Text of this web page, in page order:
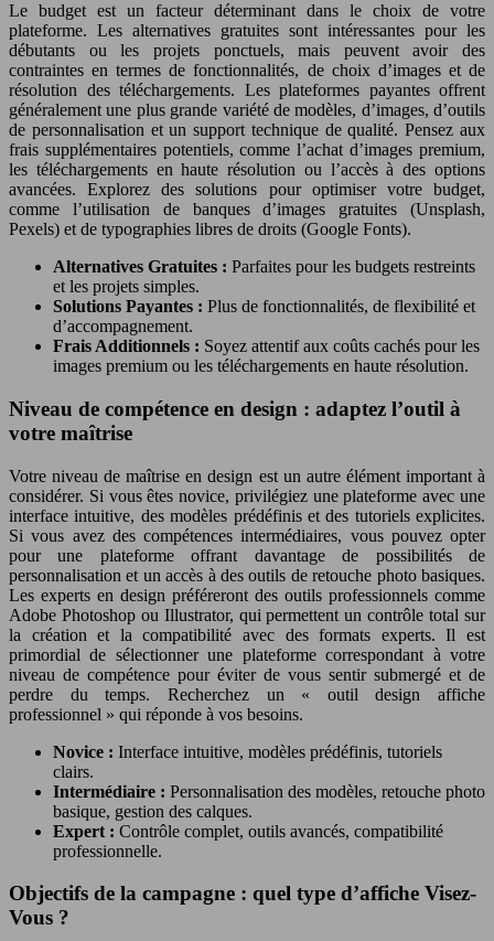
Le budget est un facteur déterminant dans le choix de votre
plateforme. Les alternatives gratuites sont intéressantes pour les
débutants ou les projets ponctuels, mais peuvent avoir des
contraintes en termes de fonctionnalités, de choix d’images et de
résolution des téléchargements. Les plateformes payantes offrent
généralement une plus grande variété de modèles, d’images, d’outils
de personnalisation et un support technique de qualité. Pensez aux
frais supplémentaires potentiels, comme l’achat d’images premium,
les téléchargements en haute résolution ou l’accès à des options
avancées. Explorez des solutions pour optimiser votre budget,
comme l’utilisation de banques d’images gratuites (Unsplash,
Pexels) et de typographies libres de droits (Google Fonts).
Alternatives Gratuites : Parfaites pour les budgets restreints
et les projets simples.
Solutions Payantes : Plus de fonctionnalités, de flexibilité et
d’accompagnement.
Frais Additionnels : Soyez attentif aux coûts cachés pour les
images premium ou les téléchargements en haute résolution.
Niveau de compétence en design : adaptez l’outil à
votre maîtrise
Votre niveau de maîtrise en design est un autre élément important à
considérer. Si vous êtes novice, privilégiez une plateforme avec une
interface intuitive, des modèles prédéfinis et des tutoriels explicites.
Si vous avez des compétences intermédiaires, vous pouvez opter
pour une plateforme offrant davantage de possibilités de
personnalisation et un accès à des outils de retouche photo basiques.
Les experts en design préféreront des outils professionnels comme
Adobe Photoshop ou Illustrator, qui permettent un contrôle total sur
la création et la compatibilité avec des formats experts. Il est
primordial de sélectionner une plateforme correspondant à votre
niveau de compétence pour éviter de vous sentir submergé et de
perdre du temps. Recherchez un « outil design affiche
professionnel » qui réponde à vos besoins.
Novice : Interface intuitive, modèles prédéfinis, tutoriels
clairs.
Intermédiaire : Personnalisation des modèles, retouche photo
basique, gestion des calques.
Expert : Contrôle complet, outils avancés, compatibilité
professionnelle.
Objectifs de la campagne : quel type d’affiche Visez-
Vous ?